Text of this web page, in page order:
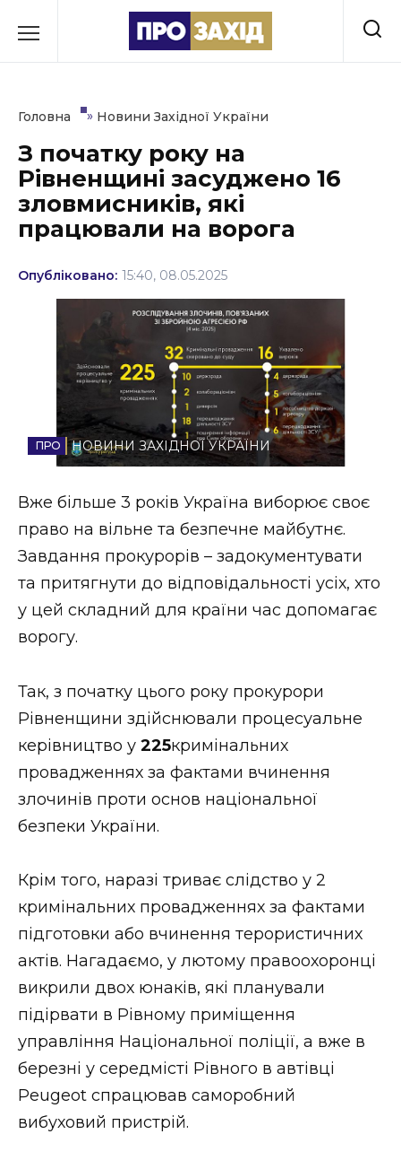
до
Культура
Освіта
Політика
Соціум
Спорт
Стиль життя
Втрачений Ужгород
Втрачений Ужгород (відеоверсія)
ЗАКАРПАТСЬКІ НОВИНИ
ФОТО
Головна » Новини Західної України
З початку року на
Рівненщині засуджено 16
зловмисників, які
працювали на ворога
Опубліковано: 15:40, 08.05.2025
НОВИНИ ЗАХІДНОЇ УКРАЇНИ
Вже більше 3 років Україна виборює своє
право на вільне та безпечне майбутнє.
Завдання прокурорів – задокументувати
та притягнути до відповідальності усіх, хто
у цей складний для країни час допомагає
ворогу.
Так, з початку цього року прокурори
Рівненщини здійснювали процесуальне
керівництво у 225кримінальних
провадженнях за фактами вчинення
злочинів проти основ національної
безпеки України.
Крім того, наразі триває слідство у 2
кримінальних провадженнях за фактами
підготовки або вчинення терористичних
актів. Нагадаємо, у лютому правоохоронці
викрили двох юнаків, які планували
підірвати в Рівному приміщення
управління Національної поліції, а вже в
березні у середмісті Рівного в автівці
Peugeot спрацював саморобний
вибуховий пристрій.